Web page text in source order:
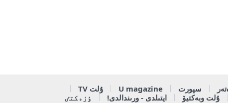
سپورت U magazine
ۇلت TV
ۇلت وبەكتيۆ ايتىلدى - ورىندالدى! ٶزەكتٸ